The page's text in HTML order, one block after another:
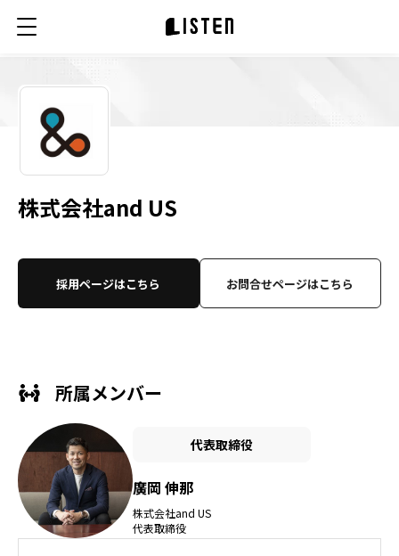
株式会社and US
採用ページはこちら お問合せページはこちら
所属メンバー
代表取締役
廣岡 伸那
株式会社and US
代表取締役